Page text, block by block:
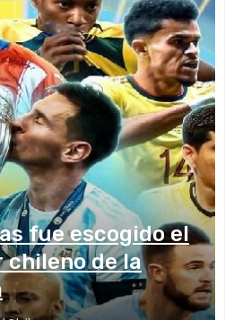
fue escogido el
de la